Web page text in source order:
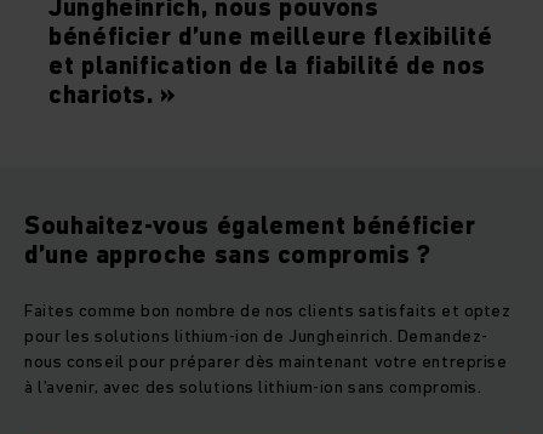
Jungheinrich, nous pouvons
bénéficier d’une meilleure flexibilité
et planification de la fiabilité de nos
chariots. »
Souhaitez-vous également bénéficier
d’une approche sans compromis ?
Faites comme bon nombre de nos clients satisfaits et optez
pour les solutions lithium-ion de Jungheinrich. Demandez-
nous conseil pour préparer dès maintenant votre entreprise
à l’avenir, avec des solutions lithium-ion sans compromis.